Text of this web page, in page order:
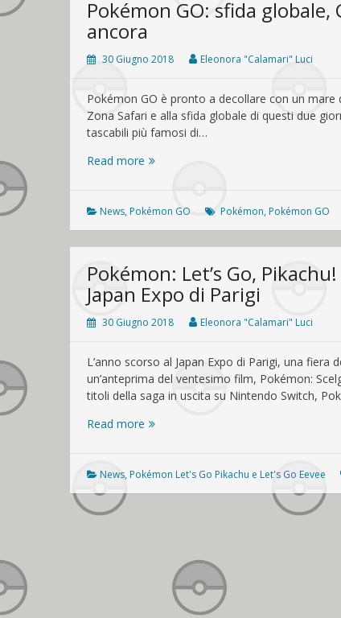
Pokémon GO: sfida
ancora
30 Giugno 2018 Eleonora "Calamari" Luci
Pokémon GO è pronto a decollare con un
Zona Safari e alla sfida globale di questi due
tascabili più famosi di…
Read more Pokémon
globale,
Community
Day
molto
altro
ancora
News, Pokémon GO Pokémon, Pokémon GO
Pokémon: Let’s Go,
Japan Expo di Parigi
30 Giugno 2018 Eleonora "Calamari" Luci
L’anno scorso al Japan Expo di Parigi, una
un’anteprima del ventesimo film, Pokémon:
titoli della saga in uscita su Nintendo Switch,
Read more Pokémon:
Pikachu!
e
Japan
News, Pokémon Let's Go Pikachu e Let's Go Eevee